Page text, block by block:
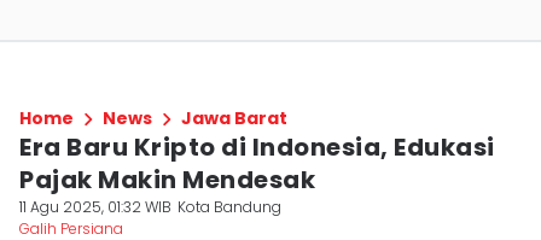
Home News Jawa Barat
Era Baru Kripto di Indonesia, Edukasi
Pajak Makin Mendesak
11 Agu 2025, 01:32 WIB Kota Bandung
Galih Persiana